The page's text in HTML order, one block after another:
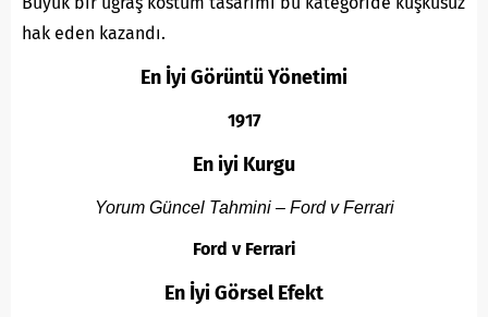
hak eden kazandı.
En İyi Görüntü Yönetimi
1917
En iyi Kurgu
Yorum Güncel Tahmini – Ford v Ferrari
Ford v Ferrari
En İyi Görsel Efekt